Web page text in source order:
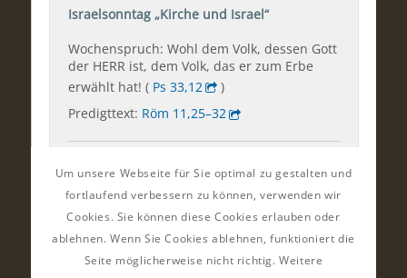
Um unsere Webseite für Sie optimal zu gestalten und
fortlaufend verbessern zu können, verwenden wir
Cookies. Sie können diese Cookies erlauben oder
ablehnen. Wenn Sie Cookies ablehnen, funktioniert die
Seite möglicherweise nicht richtig. Weitere